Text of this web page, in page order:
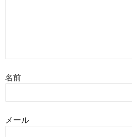
名前
メール